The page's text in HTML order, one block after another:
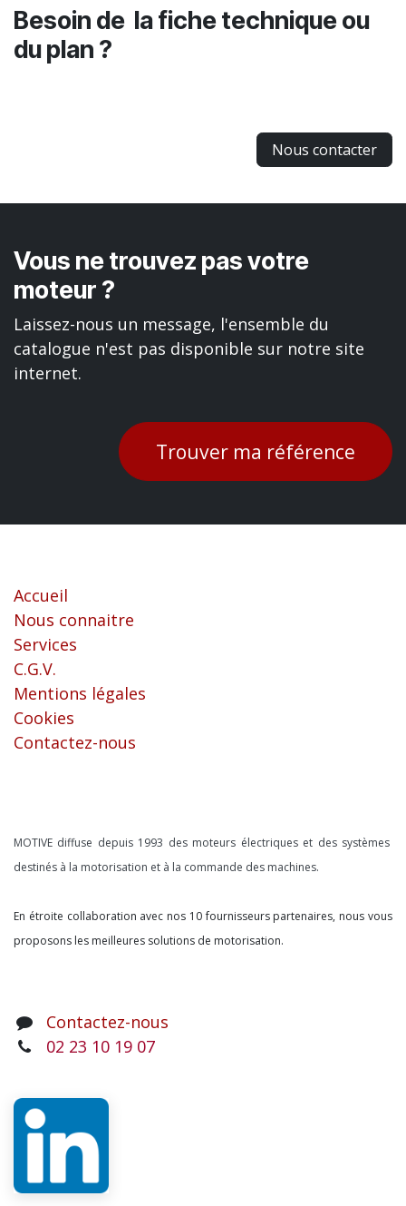
Besoin de la fiche technique ou
du plan ?
Nous contacter
Vous ne trouvez pas votre
moteur ?
Laissez-nous un message, l'ensemble du
catalogue n'est pas disponible sur notre site
internet.
Trouver ma référence
Accueil
Nous connaitre
Services
C.G.V.
Mentions légales
Cookies
Contactez-nous
MOTIVE diffuse depuis 1993 des moteurs électriques et des systèmes
destinés à la motorisation et à la commande des machines.
En étroite collaboration avec nos 10 fournisseurs partenaires, nous vous
proposons les meilleures solutions de motorisation.
Contactez-nous
02 23 10 19 07